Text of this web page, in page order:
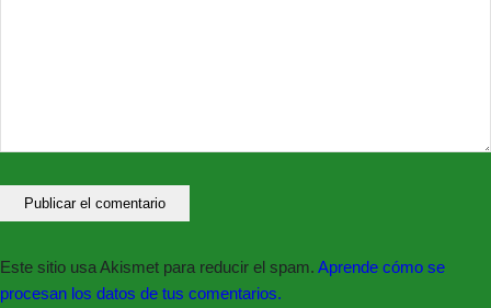
Este sitio usa Akismet para reducir el spam. Aprende cómo se
procesan los datos de tus comentarios.